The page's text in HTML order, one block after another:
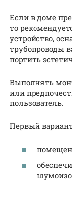
Если в доме
то
устройство,
трубопроводы
портить
Выполнять
или
пользователь.
Первый